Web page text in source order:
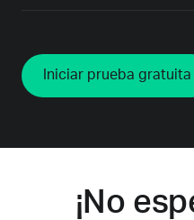
Iniciar prueba gratuita
¡No